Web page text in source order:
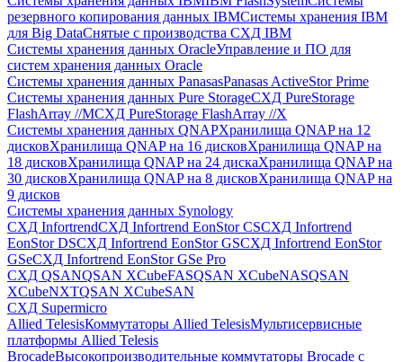
резервного копирования данных IBMСистемы хранения IBM
для Big DataСнятые с производства СХД IBM
Системы хранения данных OracleУправление и ПО для
систем хранения данных Oracle
Системы хранения данных PanasasPanasas ActiveStor Prime
Системы хранения данных Pure StorageСХД PureStorage
FlashArray //MСХД PureStorage FlashArray //X
Системы хранения данных QNAPХранилища QNAP на 12
дисковХранилища QNAP на 16 дисковХранилища QNAP на
18 дисковХранилища QNAP на 24 дискаХранилища QNAP на
30 дисковХранилища QNAP на 8 дисковХранилища QNAP на
9 дисков
Системы хранения данных Synology
СХД InfortrendСХД Infortrend EonStor CSСХД Infortrend
EonStor DSСХД Infortrend EonStor GSСХД Infortrend EonStor
GSeСХД Infortrend EonStor GSe Pro
СХД QSANQSAN XCubeFASQSAN XCubeNASQSAN
XCubeNXTQSAN XCubeSAN
СХД Supermicro
Allied TelesisКоммутаторы Allied TelesisМультисервисные
платформы Allied Telesis
BrocadeВысокопроизводительные коммутаторы Brocade с